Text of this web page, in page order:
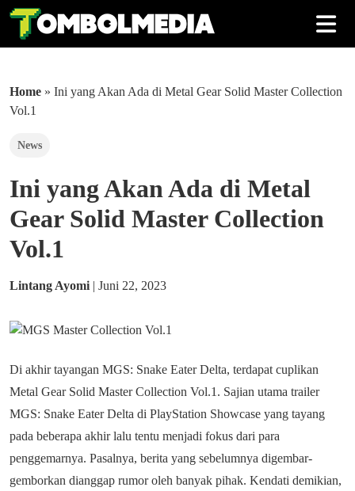
Home » Ini yang Akan Ada di Metal Gear Solid Master Collection
Vol.1
News
Ini yang Akan Ada di Metal
Gear Solid Master Collection
Vol.1
Lintang Ayomi | Juni 22, 2023
Di akhir tayangan MGS: Snake Eater Delta, terdapat cuplikan
Metal Gear Solid Master Collection Vol.1. Sajian utama trailer
MGS: Snake Eater Delta di PlayStation Showcase yang tayang
pada beberapa akhir lalu tentu menjadi fokus dari para
penggemarnya. Pasalnya, berita yang sebelumnya digembar-
gemborkan dianggap rumor oleh banyak pihak. Kendati demikian,